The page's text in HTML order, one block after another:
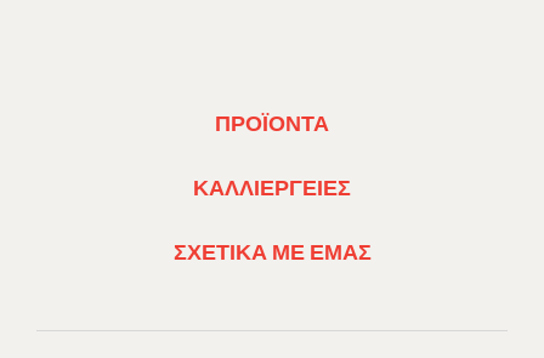
ΠΡΟΪΌΝΤΑ
ΚΑΛΛΙΈΡΓΕΙΕΣ
ΣΧΕΤΙΚΆ ΜΕ ΕΜΆΣ